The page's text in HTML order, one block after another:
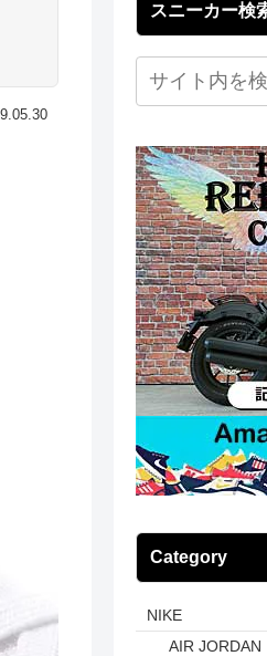
スニーカー検
Category
NIKE
AIR JORDAN